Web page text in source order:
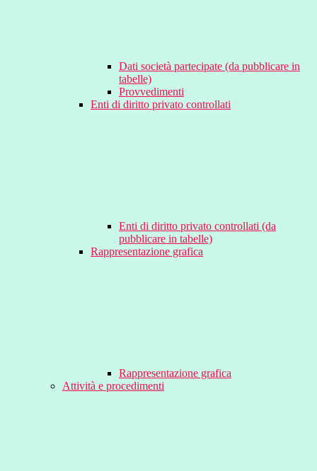
Dati società partecipate (da pubblicare in
tabelle)
Provvedimenti
Enti di diritto privato controllati
Enti di diritto privato controllati (da
pubblicare in tabelle)
Rappresentazione grafica
Rappresentazione grafica
Attività e procedimenti